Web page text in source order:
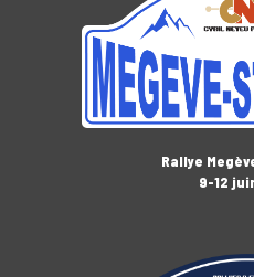
Rallye
9-12